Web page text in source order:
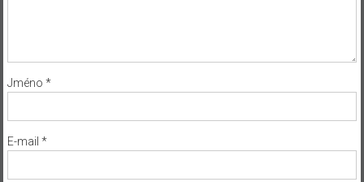
Jméno *
E-mail *